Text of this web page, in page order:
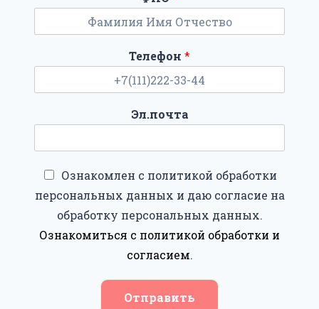
Телефон *
Эл.почта
Ознакомлен с политикой обработки
персональных данных и даю согласие на
обработку персональных данных.
Ознакомиться с политикой обработки и
согласием.
Отправить